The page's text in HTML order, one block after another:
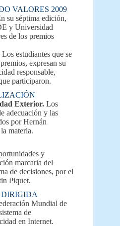
VALORES 2009
su séptima edición,
y Universidad
de los premios
Los estudiantes que se
expresan su
responsable,
participaron.
Exterior. Los
adecuación y las
por Hernán
materia.
y
marcaria del
de decisiones, por el
Piquet.
Mundial de
de
en Internet.